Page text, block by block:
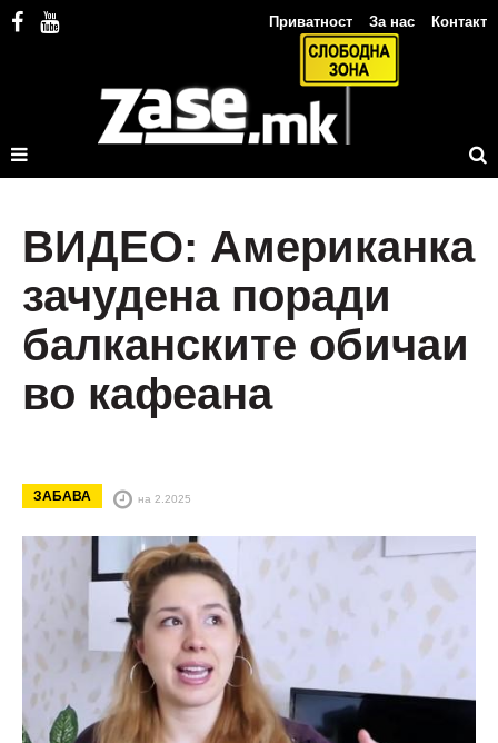
Приватност За нас Контакт
ВИДЕО: Американка
зачудена поради
балканските обичаи
во кафеана
ЗАБАВА на 2.2025